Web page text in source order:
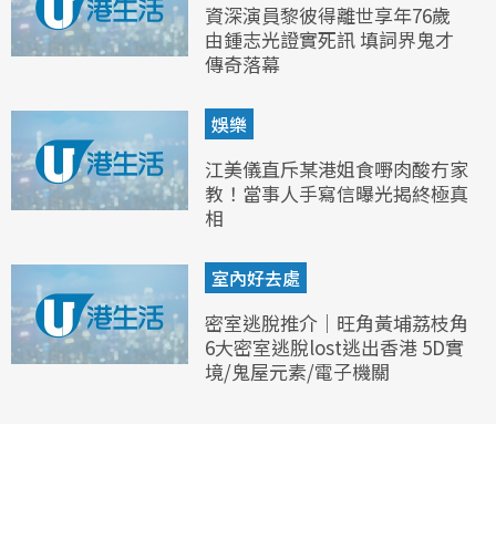
資深演員黎彼得離世享年76歲
由鍾志光證實死訊 填詞界鬼才
傳奇落幕
娛樂
江美儀直斥某港姐食嘢肉酸冇家
教！當事人手寫信曝光揭終極真
相
室內好去處
密室逃脫推介｜旺角黃埔荔枝角
6大密室逃脫lost逃出香港 5D實
境/鬼屋元素/電子機關